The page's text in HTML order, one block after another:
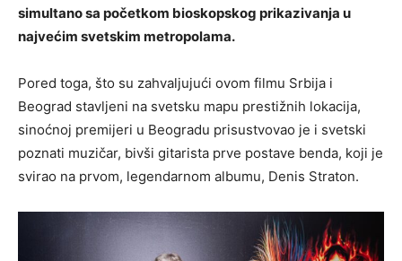
simultano sa početkom bioskopskog prikazivanja u
najvećim svetskim metropolama.
Pored toga, što su zahvaljujući ovom filmu Srbija i
Beograd stavljeni na svetsku mapu prestižnih lokacija,
sinoćnoj premijeri u Beogradu prisustvovao je i svetski
poznati muzičar, bivši gitarista prve postave benda, koji je
svirao na prvom, legendarnom albumu, Denis Straton.